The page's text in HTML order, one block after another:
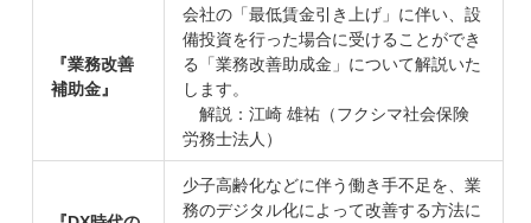
『業務改善
補助金』
会社の「最低賃金引き上げ」に伴い、設
備投資を行った場合に受けることができ
る「業務改善助成金」について解説いた
します。
解説：江崎 雄祐（フクシマ社会保険
労務士法人）
少子高齢化などに伴う働き手不足を、業
務のデジタル化によって改善する方法に